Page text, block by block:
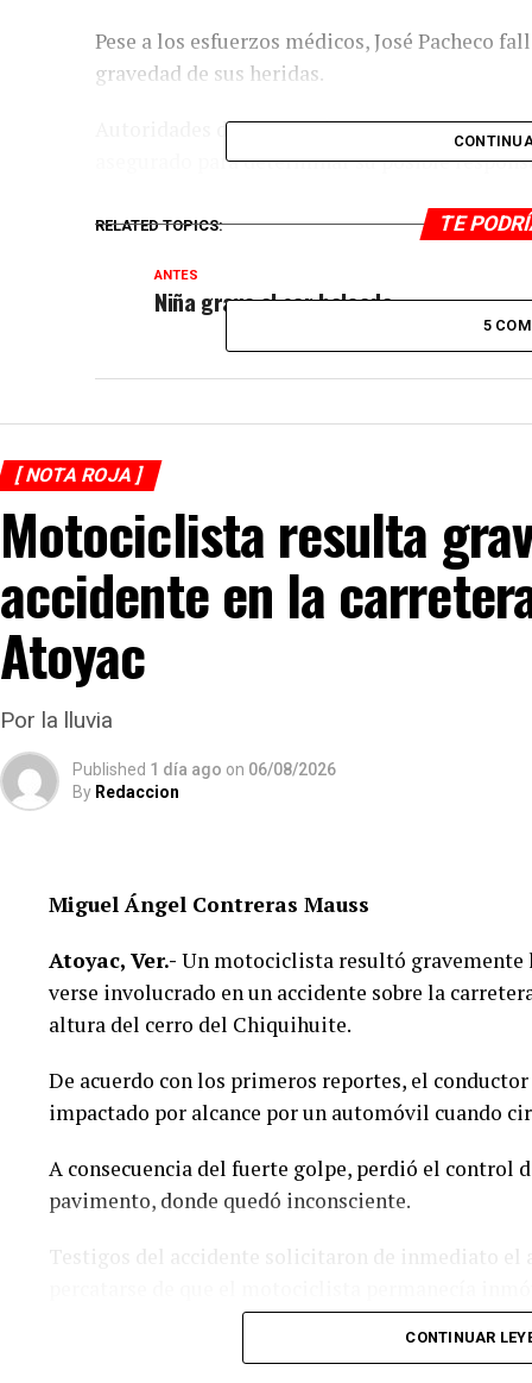
Pese a los esfuerzos médicos, José Pacheco
gravedad de sus heridas.
Autoridades de la Fiscalía Regional ya
asegurado para determinar su posible
RELATED TOPICS:
ANTES
Niña grave al ser baleada
TE
5
[ NOTA ROJA ]
Motociclista resulta
accidente en la
Atoyac
Por la lluvia
Published 1 día ago on 06/08/2026
By Redaccion
Miguel Ángel Contreras Mauss
Atoyac, Ver.- Un motociclista resultó gravemente
verse involucrado en un accidente sobre la
altura del cerro del Chiquihuite.
De acuerdo con los primeros reportes, el
impactado por alcance por un automóvil cuando
A consecuencia del fuerte golpe, perdió el control
pavimento, donde quedó inconsciente.
Testigos del accidente solicitaron de inmediato el
otros automovilistas redujeron la velocidad para
CONTINUAR